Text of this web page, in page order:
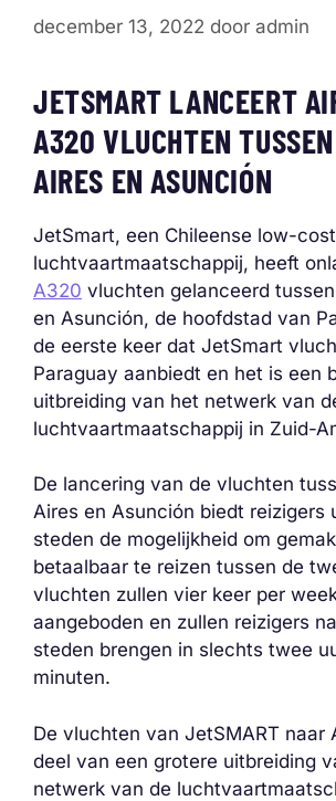
december 13, 2022 door admin
JETSMART LANCEERT
A320 VLUCHTEN
AIRES EN ASUNCIÓN
JetSmart, een Chileense low-cost
luchtvaartmaatschappij, heeft
A320 vluchten gelanceerd
en Asunción, de hoofdstad van
de eerste keer dat JetSmart
Paraguay aanbiedt en het is een
uitbreiding van het netwerk van
luchtvaartmaatschappij in Zuid-
De lancering van de vluchten
Aires en Asunción biedt reizigers
steden de mogelijkheid om
betaalbaar te reizen tussen de
vluchten zullen vier keer per
aangeboden en zullen reizigers
steden brengen in slechts twee
minuten.
De vluchten van JetSMART naar
deel van een grotere uitbreiding
netwerk van de